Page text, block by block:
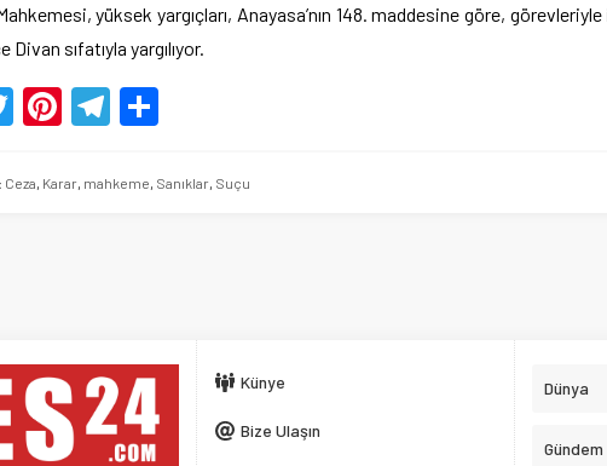
yüksek yargıçları, Anayasa’nın 148. maddesine göre,
Divan sıfatıyla yargılıyor.
Twitter
Pinterest
Telegram
Ceza, Karar, mahkeme, Sanıklar, Suçu
Künye
Bize Ulaşın
Dünya
Gündem